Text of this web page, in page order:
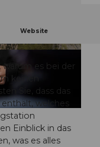
BY-NC-ND
Biosphäre Entlebuch / Laila Bosco,
Website
im
Brienzer
es bei der
keinen
Sie, dass das
enthält, welches
Einblick in das
was es alles